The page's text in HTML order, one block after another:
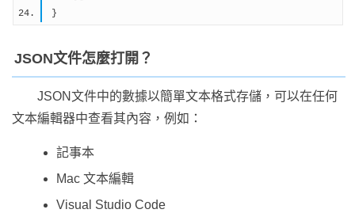
}
JSON文件怎麼打開？
JSON文件中的數據以簡單文本格式存儲，可以在任何
文本編輯器中查看其內容，例如：
記事本
Mac 文本編輯
Visual Studio Code